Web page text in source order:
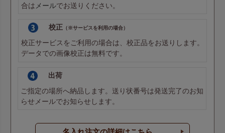
合はメールでお送りください。
校正（※サービスを利用の場合）
校正サービスをご利用の場合は、校正品をお送りします。
データでの画像校正は無料です。
出荷
ご指定の場所へ納品します。送り状番号は発送完了のお知
らせメールでお知らせします。